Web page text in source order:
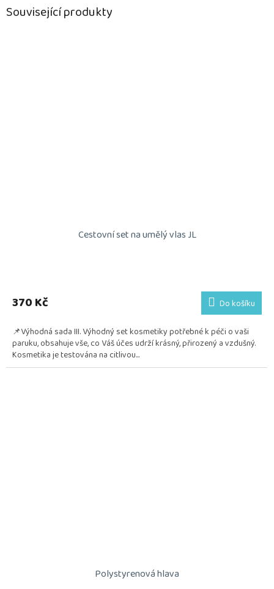
Související produkty
Cestovní set na umělý vlas JL
produktu
je
z
5
hvězdiček.
370 Kč Do košíku
📌Výhodná sada III. Výhodný set kosmetiky potřebné k péči o vaši
paruku, obsahuje vše, co Váš účes udrží krásný, přirozený a vzdušný.
Kosmetika je testována na citlivou...
Polystyrenová hlava